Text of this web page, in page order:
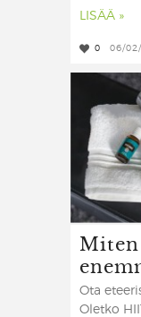
LISÄÄ »
0 06/
Ota
Oletko